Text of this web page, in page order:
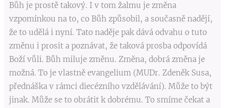
Bůh je prostě takový. I v tom žalmu je změna
vzpomínkou na to, co Bůh způsobil, a současně nadějí,
že to udělá i nyní. Tato naděje pak dává odvahu o tuto
změnu i prosit a poznávat, že taková prosba odpovídá
Boží vůli. Bůh miluje změnu. Změna, dobrá změna je
možná. To je vlastně evangelium (MUDr. Zdeněk Susa,
přednáška v rámci diecézního vzdělávání). Může to být
jinak. Může se to obrátit k dobrému. To smíme čekat a